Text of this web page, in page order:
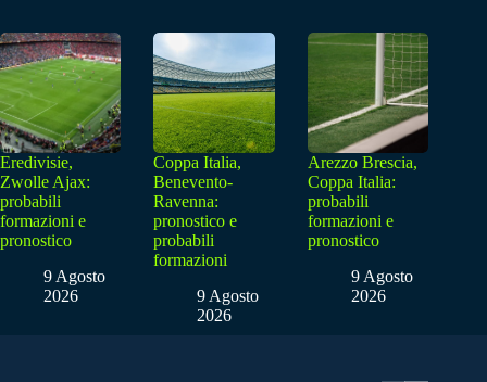
Eredivisie,
Zwolle Ajax:
probabili
formazioni e
pronostico
9 Agosto
2026
Coppa Italia,
Benevento-
Ravenna:
pronostico e
probabili
formazioni
9 Agosto
2026
Arezzo Brescia,
Coppa Italia:
probabili
formazioni e
pronostico
9 Agosto
2026